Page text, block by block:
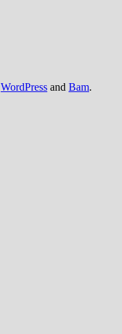
WordPress and Bam.